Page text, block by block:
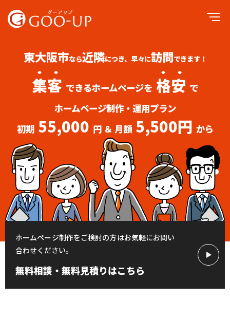
東大阪市なら近隣につき、早々に訪問できます！
集客 できるホームページを 格安 で
ホームページ制作・運用プラン
初期 55,000 円 ＆ 月額 5,500円 から
ホームページ制作をご検討の方はお気軽にお問い
合わせください。
無料相談・無料見積りはこちら